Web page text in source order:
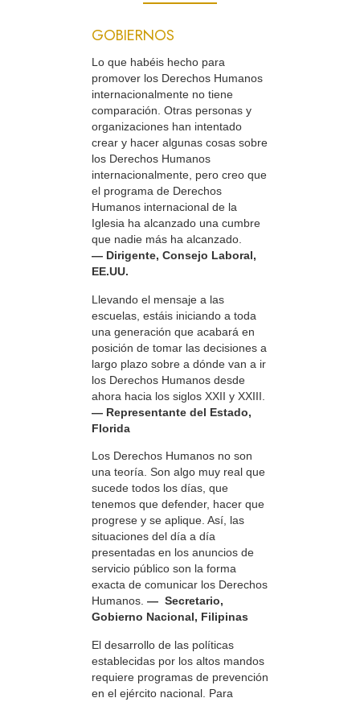
GOBIERNOS
Lo que habéis hecho para
promover los Derechos Humanos
internacionalmente no tiene
comparación. Otras personas y
organizaciones han intentado
crear y hacer algunas cosas sobre
los Derechos Humanos
internacionalmente, pero creo que
el programa de Derechos
Humanos internacional de la
Iglesia ha alcanzado una cumbre
que nadie más ha alcanzado.
— Dirigente, Consejo Laboral,
EE.UU.
Llevando el mensaje a las
escuelas, estáis iniciando a toda
una generación que acabará en
posición de tomar las decisiones a
largo plazo sobre a dónde van a ir
los Derechos Humanos desde
ahora hacia los siglos XXII y XXIII.
— Representante del Estado,
Florida
Los Derechos Humanos no son
una teoría. Son algo muy real que
sucede todos los días, que
tenemos que defender, hacer que
progrese y se aplique. Así, las
situaciones del día a día
presentadas en los anuncios de
servicio público son la forma
exacta de comunicar los Derechos
Humanos. — Secretario,
Gobierno Nacional, Filipinas
El desarrollo de las políticas
establecidas por los altos mandos
requiere programas de prevención
en el ejército nacional. Para